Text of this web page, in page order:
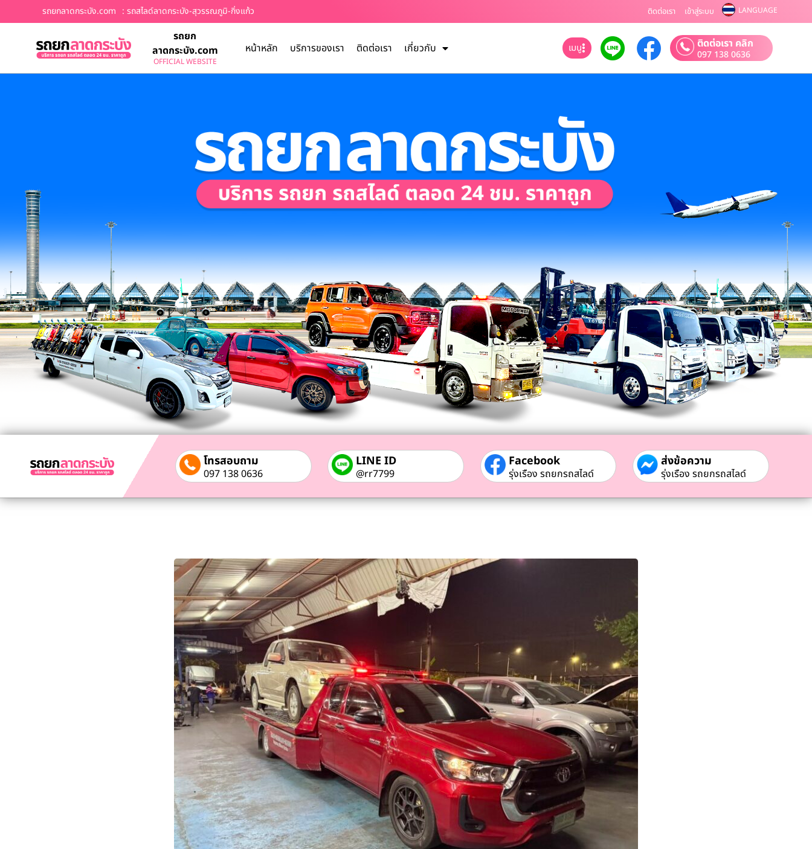
รถยกลาดกระบัง.com : รถสไลด์ลาดกระบัง-สุวรรณภูมิ-กิ่งแก้ว ติดต่อเรา เข้าสู่ระบบ LANGUAGE
รถยก
ลาดกระบัง.com
OFFICIAL WEBSITE
หน้าหลัก บริการของเรา ติดต่อเรา เกี่ยวกับ เมนู ติดต่อเรา คลิก
097 138 0636
โทรสอบถาม
097 138 0636
LINE ID
@rr7799
Facebook
รุ่งเรือง รถยกรถสไลด์
ส่งข้อความ
รุ่งเรือง รถยกรถสไลด์